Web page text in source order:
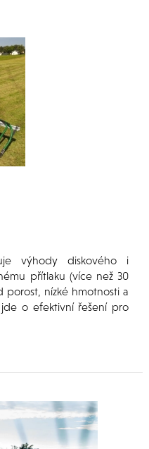
výhody diskového i
přítlaku (více než 30
porost, nízké hmotnosti a
o efektivní řešení pro